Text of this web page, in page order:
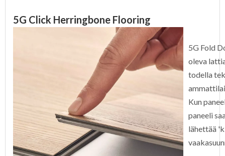
5G Click Herringbone Flooring
5G Fold
oleva
todella
Kun
paneeli
lähettää